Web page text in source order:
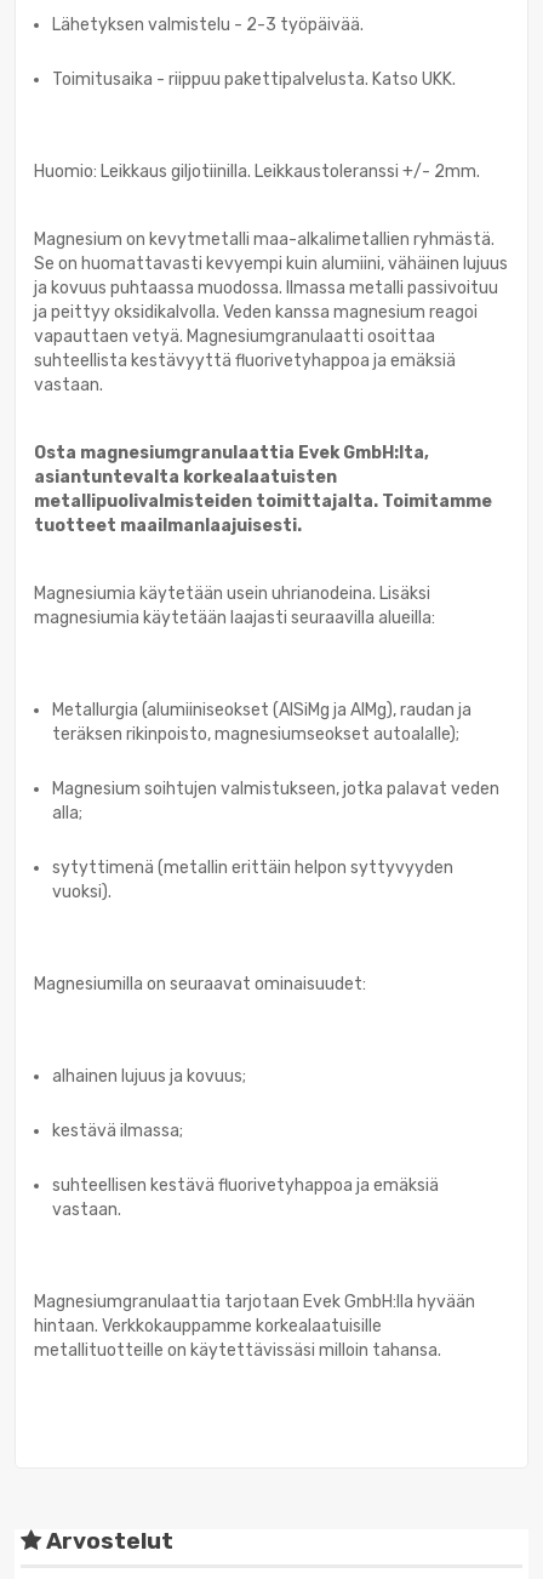
Lähetyksen valmistelu - 2-3 työpäivää.
Toimitusaika - riippuu pakettipalvelusta. Katso UKK.
Huomio: Leikkaus giljotiinilla. Leikkaustoleranssi +/- 2mm.
Magnesium on kevytmetalli maa-alkalimetallien ryhmästä.
Se on huomattavasti kevyempi kuin alumiini, vähäinen lujuus
ja kovuus puhtaassa muodossa. Ilmassa metalli passivoituu
ja peittyy oksidikalvolla. Veden kanssa magnesium reagoi
vapauttaen vetyä. Magnesiumgranulaatti osoittaa
suhteellista kestävyyttä fluorivetyhappoa ja emäksiä
vastaan.
Osta magnesiumgranulaattia Evek GmbH:lta,
asiantuntevalta korkealaatuisten
metallipuolivalmisteiden toimittajalta. Toimitamme
tuotteet maailmanlaajuisesti.
Magnesiumia käytetään usein uhrianodeina. Lisäksi
magnesiumia käytetään laajasti seuraavilla alueilla:
Metallurgia (alumiiniseokset (AlSiMg ja AlMg), raudan ja
teräksen rikinpoisto, magnesiumseokset autoalalle);
Magnesium soihtujen valmistukseen, jotka palavat veden
alla;
sytyttimenä (metallin erittäin helpon syttyvyyden
vuoksi).
Magnesiumilla on seuraavat ominaisuudet:
alhainen lujuus ja kovuus;
kestävä ilmassa;
suhteellisen kestävä fluorivetyhappoa ja emäksiä
vastaan.
Magnesiumgranulaattia tarjotaan Evek GmbH:lla hyvään
hintaan. Verkkokauppamme korkealaatuisille
metallituotteille on käytettävissäsi milloin tahansa.
Arvostelut